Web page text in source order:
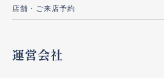
店舗・ご来店予約
運営会社